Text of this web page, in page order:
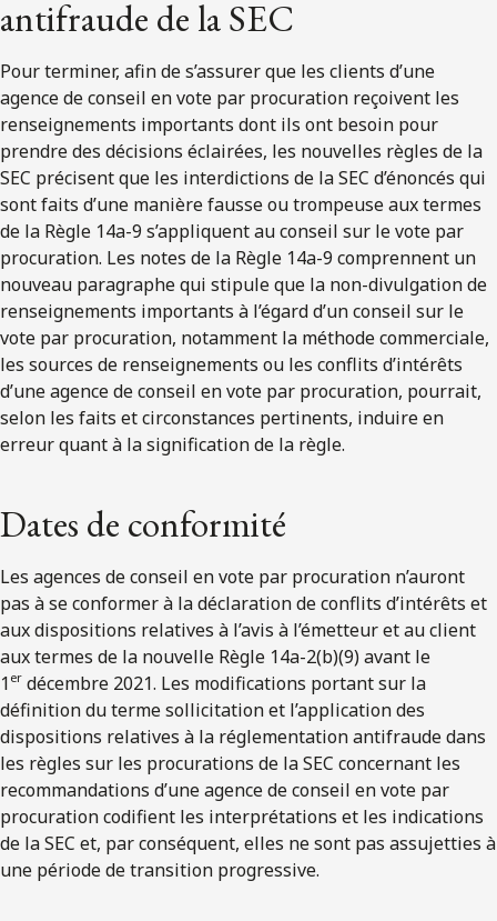
antifraude de la SEC
Pour terminer, afin de s’assurer que les clients d’une
agence de conseil en vote par procuration reçoivent les
renseignements importants dont ils ont besoin pour
prendre des décisions éclairées, les nouvelles règles de la
SEC précisent que les interdictions de la SEC d’énoncés qui
sont faits d’une manière fausse ou trompeuse aux termes
de la Règle 14a-9 s’appliquent au conseil sur le vote par
procuration. Les notes de la Règle 14a-9 comprennent un
nouveau paragraphe qui stipule que la non-divulgation de
renseignements importants à l’égard d’un conseil sur le
vote par procuration, notamment la méthode commerciale,
les sources de renseignements ou les conflits d’intérêts
d’une agence de conseil en vote par procuration, pourrait,
selon les faits et circonstances pertinents, induire en
erreur quant à la signification de la règle.
Dates de conformité
Les agences de conseil en vote par procuration n’auront
pas à se conformer à la déclaration de conflits d’intérêts et
aux dispositions relatives à l’avis à l’émetteur et au client
aux termes de la nouvelle Règle 14a-2(b)(9) avant le
1 er décembre 2021. Les modifications portant sur la
définition du terme sollicitation et l’application des
dispositions relatives à la réglementation antifraude dans
les règles sur les procurations de la SEC concernant les
recommandations d’une agence de conseil en vote par
procuration codifient les interprétations et les indications
de la SEC et, par conséquent, elles ne sont pas assujetties à
une période de transition progressive.